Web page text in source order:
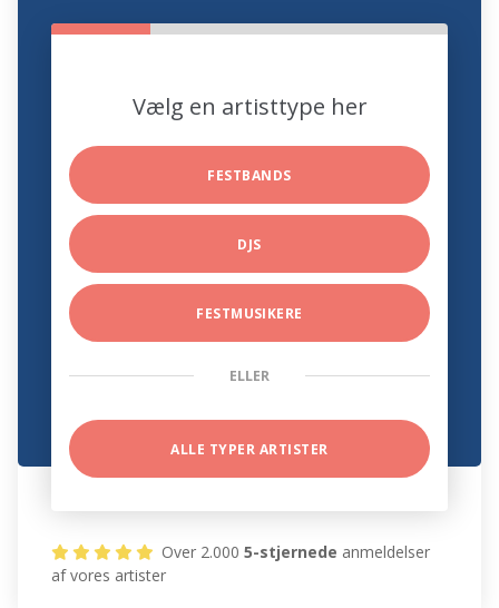
Vælg en artisttype her
FESTBANDS
DJS
FESTMUSIKERE
ELLER
ALLE TYPER ARTISTER
Over 2.0005-stjernede anmeldelser
af vores artister